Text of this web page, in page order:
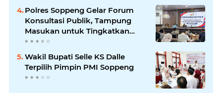
Polres Soppeng Gelar Forum
Konsultasi Publik, Tampung
Masukan untuk Tingkatkan
Pelayanan
Wakil Bupati Selle KS Dalle
Terpilih Pimpin PMI Soppeng